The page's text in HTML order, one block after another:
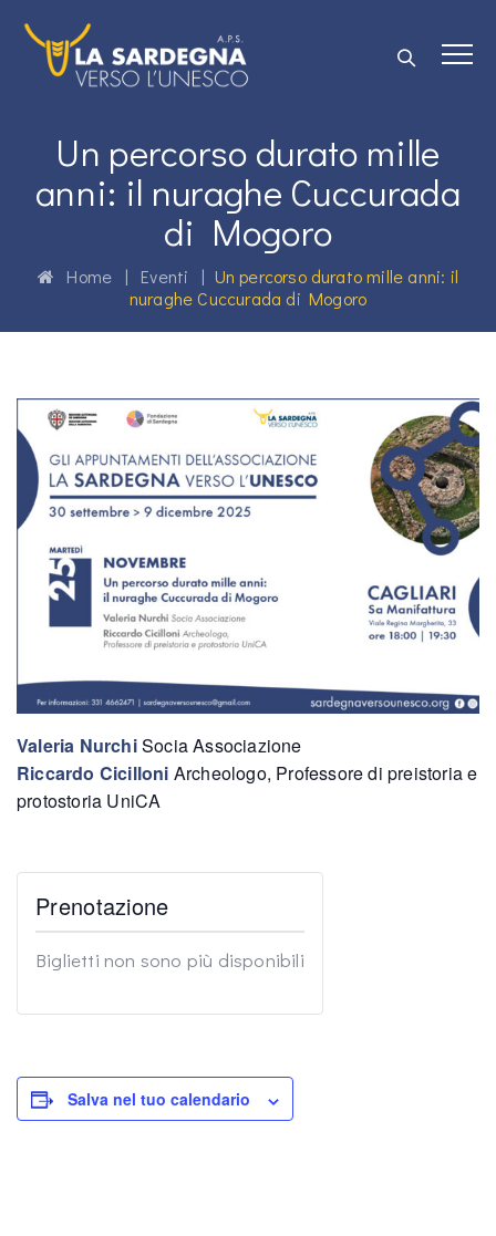
Un percorso durato mille
anni: il nuraghe Cuccurada
di Mogoro
Home | Eventi | Un percorso durato mille anni: il
nuraghe Cuccurada di Mogoro
Valeria NurchiSocia Associazione
Riccardo Cicilloni Archeologo, Professore di preistoria e
protostoria UniCA
Salva nel tuo calendario
Prenotazione
Biglietti non sono più disponibili